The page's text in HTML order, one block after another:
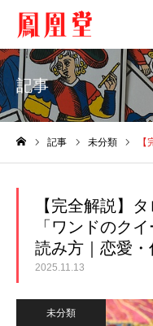
記事
記事 未分類 【完
【完全解説】
「ワンドのク
読み方｜恋愛
2025.11.13
未分類